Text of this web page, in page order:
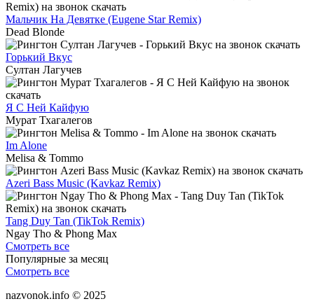
Мальчик На Девятке (Eugene Star Remix)
Dead Blonde
Горький Вкус
Султан Лагучев
Я С Ней Кайфую
Мурат Тхагалегов
Im Alone
Melisa & Tommo
Azeri Bass Music (Kavkaz Remix)
Tang Duy Tan (TikTok Remix)
Ngay Tho & Phong Max
Смотреть все
Популярные за месяц
Смотреть все
nazvonok.info © 2025